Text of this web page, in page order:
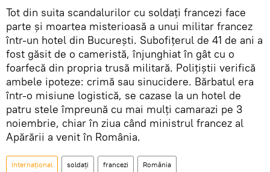
Tot din suita scandalurilor cu soldaţi francezi face
parte şi moartea misterioasă a unui militar francez
într-un hotel din Bucureşti. Subofiţerul de 41 de ani a
fost găsit de o cameristă, înjunghiat în gât cu o
foarfecă din propria trusă militară. Poliţiştii verifică
ambele ipoteze: crimă sau sinucidere. Bărbatul era
într-o misiune logistică, se cazase la un hotel de
patru stele împreună cu mai mulţi camarazi pe 3
noiembrie, chiar în ziua când ministrul francez al
Apărării a venit în România.
Internaţional soldați francezi România